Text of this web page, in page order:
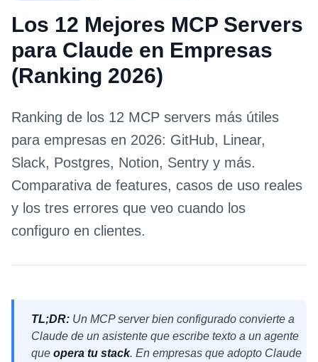
Los 12 Mejores MCP Servers
para Claude en Empresas
(Ranking 2026)
Ranking de los 12 MCP servers más útiles
para empresas en 2026: GitHub, Linear,
Slack, Postgres, Notion, Sentry y más.
Comparativa de features, casos de uso reales
y los tres errores que veo cuando los
configuro en clientes.
TL;DR: Un MCP server bien configurado convierte a
Claude de un asistente que escribe texto a un agente
que opera tu stack. En empresas que adopto Claude